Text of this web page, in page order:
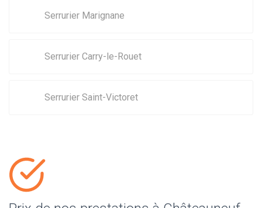
Serrurier Marignane
Serrurier Carry-le-Rouet
Serrurier Saint-Victoret